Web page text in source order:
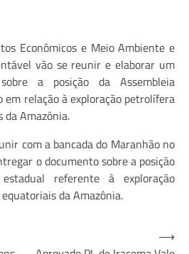
Econômicos e Meio Ambiente e
vão se reunir e elaborar um
a posição da Assembleia
em relação à exploração petrolífera
da Amazônia.
com a bancada do Maranhão no
o documento sobre a posição
referente à exploração
da Amazônia.
⟶